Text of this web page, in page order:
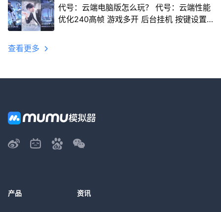
代号：云端电脑版怎么玩？ 代号：云端性能
优化240高帧 游戏多开 后台挂机 按键设置
查看更多
产品 资讯